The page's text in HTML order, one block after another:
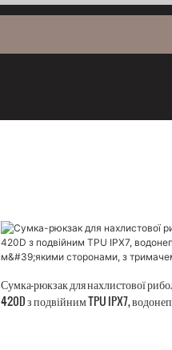
Сумка-рюкзак для нахлистової
420D з подвійним TPU IPX7,